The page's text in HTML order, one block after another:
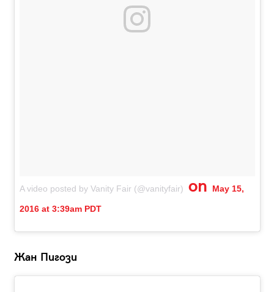
A video posted by Vanity Fair (@vanityfair) on May 15,
2016 at 3:39am PDT
Жан Пигози